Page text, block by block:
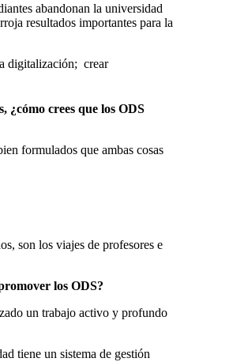
abandonan la universidad
resultados importantes para la
digitalización; crear
¿cómo crees que los ODS
formulados que ambas cosas
son los viajes de profesores e
los ODS?
un trabajo activo y profundo
tiene un sistema de gestión